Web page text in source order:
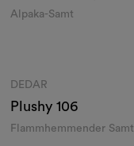
Alpaka-Samt
DEDAR
Plushy106
Flammhemmender Samt